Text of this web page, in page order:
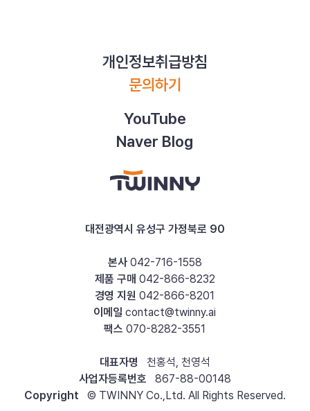
개인정보취급방침
문의하기
YouTube
Naver Blog
대전광역시 유성구 가정북로 90
본사 042-716-1558
제품 구매 042-866-8232
경영 지원 042-866-8201
이메일 contact@twinny.ai
팩스 070-8282-3551
대표자명
천홍석, 천영석
사업자등록번호 867-88-00148
Copyright © TWINNY Co.,Ltd. All Rights Reserved.